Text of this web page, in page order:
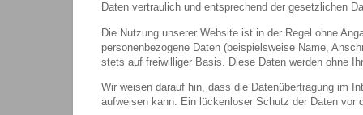
Daten vertraulich und entsprechend der gesetzlichen
Die Nutzung unserer Website ist in der Regel ohne
personenbezogene Daten (beispielsweise Name,
stets auf freiwilliger Basis. Diese Daten werden ohne
Wir weisen darauf hin, dass die Datenübertragung im
aufweisen kann. Ein lückenloser Schutz der Daten